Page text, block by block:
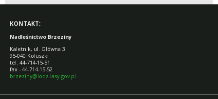
KONTAKT:
Nadleśnictwo Brzeziny
Kaletnik, ul. Główna 3
95-040 Koluszki
tel. 44-714-15-51
fax - 44-714-15-52
brzeziny@lodz.lasy.gov.pl